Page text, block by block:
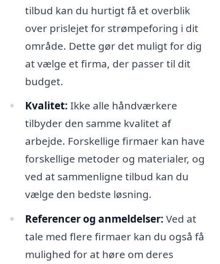
tilbud kan du hurtigt få et overblik
over prislejet for strømpeforing i dit
område. Dette gør det muligt for dig
at vælge et firma, der passer til dit
budget.
Kvalitet: Ikke alle håndværkere
tilbyder den samme kvalitet af
arbejde. Forskellige firmaer kan have
forskellige metoder og materialer, og
ved at sammenligne tilbud kan du
vælge den bedste løsning.
Referencer og anmeldelser: Ved at
tale med flere firmaer kan du også få
mulighed for at høre om deres